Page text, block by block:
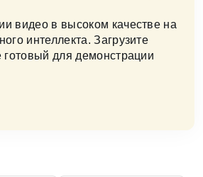
видео в высоком качестве на
интеллекта. Загрузите
готовый для демонстрации